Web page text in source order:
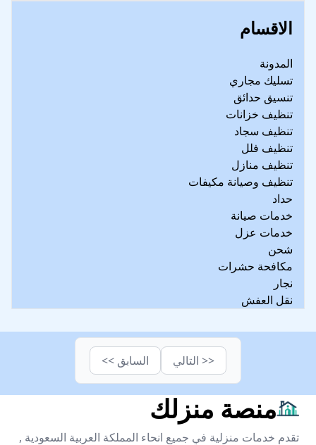
الاقسام
المدونة
تسليك مجاري
تنسيق حدائق
تنظيف خزانات
تنظيف سجاد
تنظيف فلل
تنظيف منازل
تنظيف وصيانة مكيفات
حداد
خدمات صيانة
خدمات عزل
شحن
مكافحة حشرات
نجار
نقل العفش
<< التالي السابق >>
منصة منزلك
تقدم خدمات منزلية في جميع انحاء المملكة العربية السعودية ,